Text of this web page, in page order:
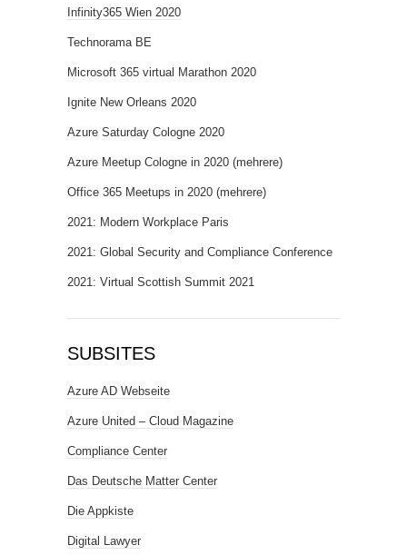
Infinity365 Wien 2020
Technorama BE
Microsoft 365 virtual Marathon 2020
Ignite New Orleans 2020
Azure Saturday Cologne 2020
Azure Meetup Cologne in 2020 (mehrere)
Office 365 Meetups in 2020 (mehrere)
2021: Modern Workplace Paris
2021: Global Security and Compliance Conference
2021: Virtual Scottish Summit 2021
SUBSITES
Azure AD Webseite
Azure United – Cloud Magazine
Compliance Center
Das Deutsche Matter Center
Die Appkiste
Digital Lawyer